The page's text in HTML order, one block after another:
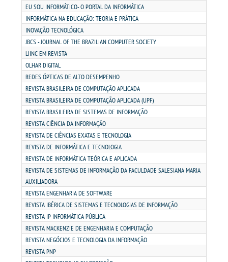
PUBLICAÇÕES
DESTAQUES
REVISTA EDUC
UNIESP NEWS
LOGIN
WEBMAIL
PORTAL DE ALUNOS
PORTAL DE PROFESSORES/ACADÊMICO
UNIESP
EU SOU INFORMÁTICO- O PORTAL DA INFORMÁTICA
INFORMÁTICA NA EDUCAÇÃO: TEORIA E PRÁTICA
INOVAÇÃO TECNOLÓGICA
JBCS - JOURNAL OF THE BRAZILIAN COMPUTER SOCIETY
LIINC EM REVISTA
OLHAR DIGITAL
REDES ÓPTICAS DE ALTO DESEMPENHO
REVISTA BRASILEIRA DE COMPUTAÇÃO APLICADA
REVISTA BRASILEIRA DE COMPUTAÇÃO APLICADA (UPF)
REVISTA BRASILEIRA DE SISTEMAS DE INFORMAÇÃO
REVISTA CIÊNCIA DA INFORMAÇÃO
REVISTA DE CIÊNCIAS EXATAS E TECNOLOGIA
REVISTA DE INFORMÁTICA E TECNOLOGIA
REVISTA DE INFORMÁTICA TEÓRICA E APLICADA
REVISTA DE SISTEMAS DE INFORMAÇÃO DA FACULDADE SALESIANA MARIA
AUXILIADORA
REVISTA ENGENHARIA DE SOFTWARE
REVISTA IBÉRICA DE SISTEMAS E TECNOLOGIAS DE INFORMAÇÃO
REVISTA IP INFORMÁTICA PÚBLICA
REVISTA MACKENZIE DE ENGENHARIA E COMPUTAÇÃO
REVISTA NEGÓCIOS E TECNOLOGIA DA INFORMAÇÃO
REVISTA PNP